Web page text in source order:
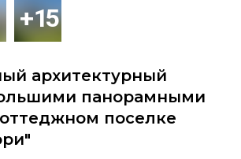
архитектурный
панорамными
поселке